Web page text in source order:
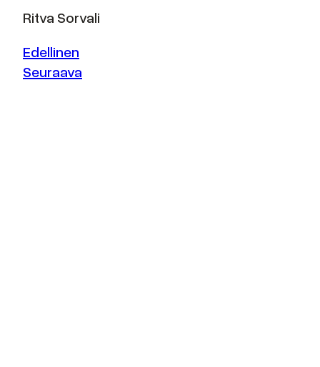
Ritva Sorvali
Edellinen
Seuraava